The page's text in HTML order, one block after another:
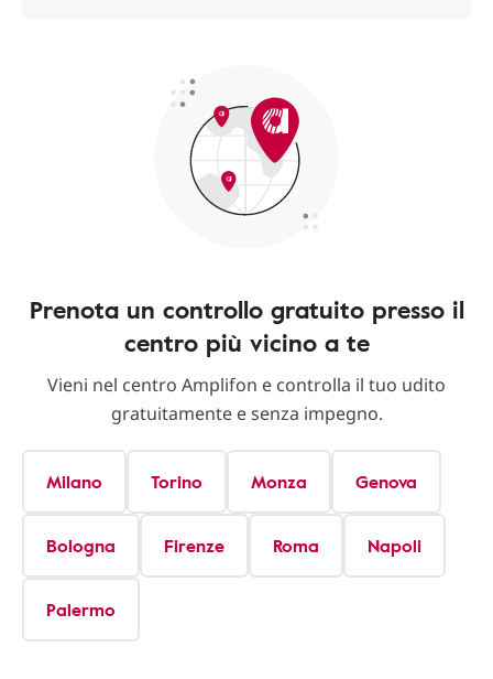
Prenota un controllo gratuito presso il
centro più vicino a te
Vieni nel centro Amplifon e controlla il tuo udito
gratuitamente e senza impegno.
Milano Torino Monza Genova
Bologna Firenze Roma Napoli
Palermo